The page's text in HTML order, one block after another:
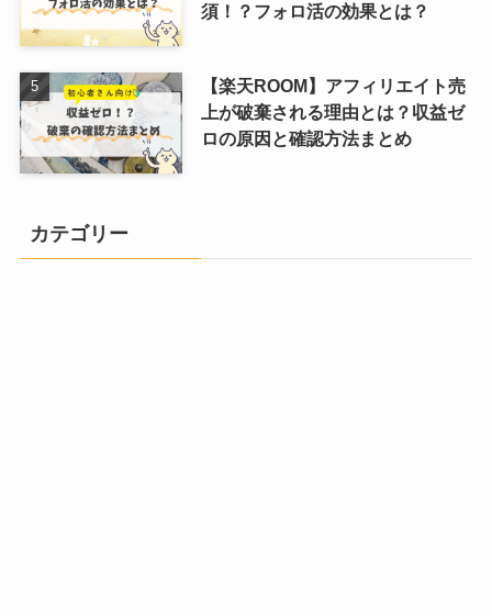
須！？フォロ活の効果とは？
【楽天ROOM】アフィリエイト売
上が破棄される理由とは？収益ゼ
ロの原因と確認方法まとめ
カテゴリー